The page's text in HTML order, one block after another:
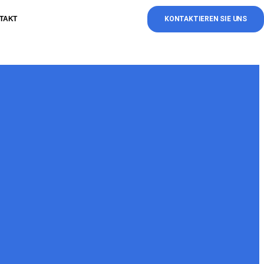
KONTAKTIEREN SIE UNS